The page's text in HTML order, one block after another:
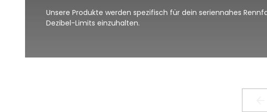
Unsere Produkte werden spezifisch für dein seriennahes
Dezibel-Limits einzuhalten.